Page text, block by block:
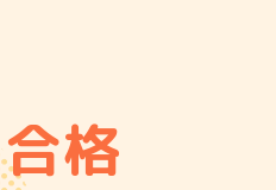
合格